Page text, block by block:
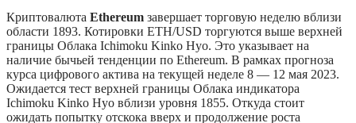
Криптовалюта Ethereum завершает торговую неделю вблизи
области 1893. Котировки ETH/USD торгуются выше верхней
границы Облака Ichimoku Kinko Hyo. Это указывает на
наличие бычьей тенденции по Ethereum. В рамках прогноза
курса цифрового актива на текущей неделе 8 — 12 мая 2023.
Ожидается тест верхней границы Облака индикатора
Ichimoku Kinko Hyo вблизи уровня 1855. Откуда стоит
ожидать попытку отскока вверх и продолжение роста